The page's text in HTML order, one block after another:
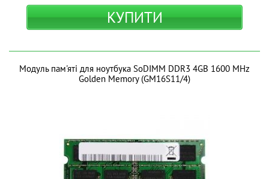
КУПИТИ
Модуль пам'яті для ноутбука SoDIMM DDR3 4GB 1600 MHz
Golden Memory (GM16S11/4)